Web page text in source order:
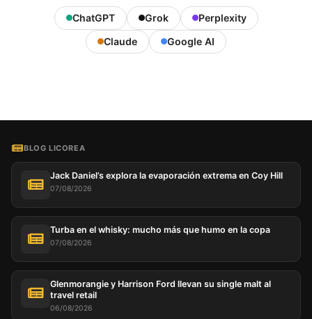
ChatGPT Grok
Perplexity
Claude
Google AI
BLOG LICOREA
Jack Daniel’s explora la evaporación extrema en Coy Hill
07/08/2026
Turba en el whisky: mucho más que humo en la copa
07/08/2026
Glenmorangie y Harrison Ford llevan su single malt al
travel retail
06/08/2026